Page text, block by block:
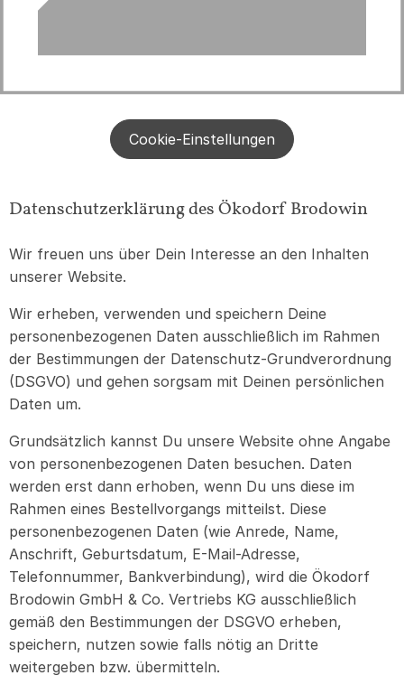
Cookie-Einstellungen
Datenschutzerklärung des Ökodorf Brodowin
Wir freuen uns über Dein Interesse an den Inhalten
unserer Website.
Wir erheben, verwenden und speichern Deine
personenbezogenen Daten ausschließlich im Rahmen
der Bestimmungen der Datenschutz-Grundverordnung
(DSGVO) und gehen sorgsam mit Deinen persönlichen
Daten um.
Grundsätzlich kannst Du unsere Website ohne Angabe
von personenbezogenen Daten besuchen. Daten
werden erst dann erhoben, wenn Du uns diese im
Rahmen eines Bestellvorgangs mitteilst. Diese
personenbezogenen Daten (wie Anrede, Name,
Anschrift, Geburtsdatum, E-Mail-Adresse,
Telefonnummer, Bankverbindung), wird die Ökodorf
Brodowin GmbH & Co. Vertriebs KG ausschließlich
gemäß den Bestimmungen der DSGVO erheben,
speichern, nutzen sowie falls nötig an Dritte
weitergeben bzw. übermitteln.